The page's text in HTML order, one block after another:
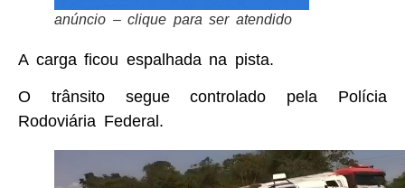
anúncio – clique para ser atendido
A carga ficou espalhada na pista.
O trânsito segue controlado pela Polícia
Rodoviária Federal.